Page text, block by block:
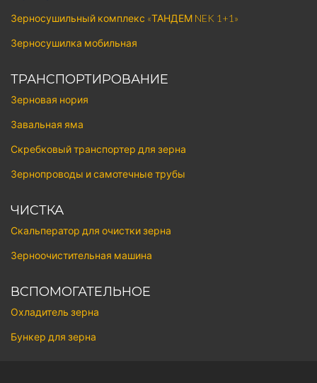
Зерносушильный комплекс «ТАНДЕМ NEK 1+1»
Зерносушилка мобильная
ТРАНСПОРТИРОВАНИЕ
Зерновая нория
Завальная яма
Скребковый транспортер для зерна
Зернопроводы и самотечные трубы
ЧИСТКА
Скальператор для очистки зерна
Зерноочистительная машина
ВСПОМОГАТЕЛЬНОЕ
Охладитель зерна
Бункер для зерна